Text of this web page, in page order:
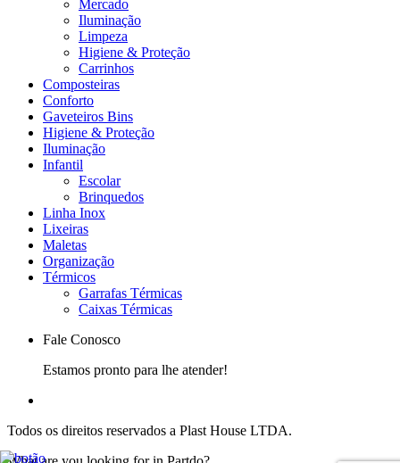
Mercado
Iluminação
Limpeza
Higiene & Proteção
Carrinhos
Composteiras
Conforto
Gaveteiros Bins
Higiene & Proteção
Iluminação
Infantil
Escolar
Brinquedos
Linha Inox
Lixeiras
Maletas
Organização
Térmicos
Garrafas Térmicas
Caixas Térmicas
Fale Conosco
Estamos pronto para lhe atender!
Todos os direitos reservados a Plast House LTDA.